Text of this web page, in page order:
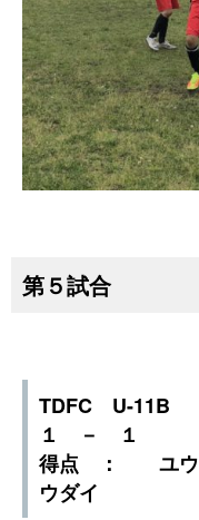
第５試合
TDFC U-
１ － １ 引
得点 ： ユウ
ウダイ